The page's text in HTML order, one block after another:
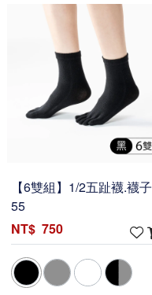
【6雙組】1/2五趾襪.襪子
55
750